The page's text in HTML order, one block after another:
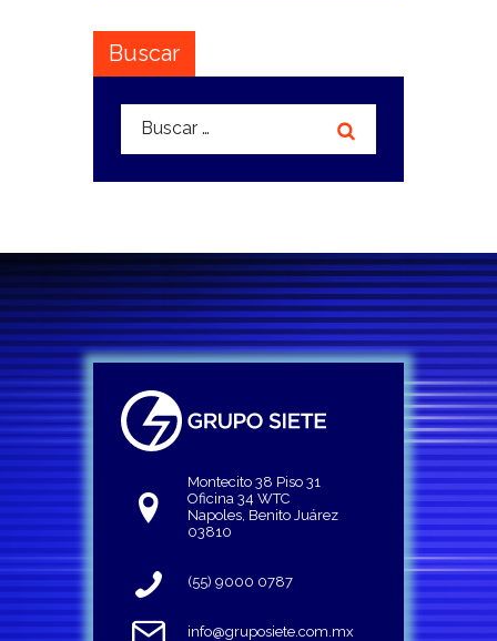
Buscar
Buscar:
Montecito 38 Piso 31
Oficina 34 WTC
Napoles, Benito Juárez
03810
(55) 9000 0787
info@gruposiete.com.mx